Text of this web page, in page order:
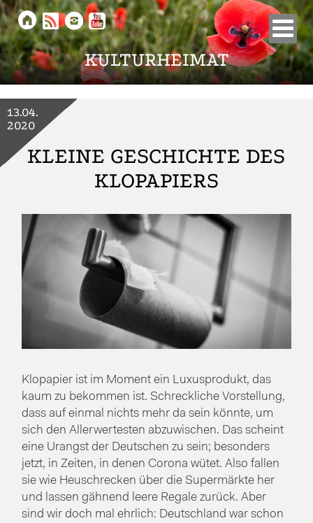
KULTURHEIMAT
    
KLEINE GESCHICHTE DES
KLOPAPIERS
13.04.
2020
Klopapier ist im Moment ein Luxusprodukt, das
kaum zu bekommen ist. Schreckliche Vorstellung,
dass auf einmal nichts mehr da sein könnte, um
sich den Allerwertesten abzuwischen. Das scheint
eine Urangst der Deutschen zu sein; besonders
jetzt, in Zeiten, in denen Corona wütet. Also fallen
sie wie Heuschrecken über die Supermärkte her
und lassen gähnend leere Regale zurück. Aber
sind wir doch mal ehrlich: Deutschland war schon